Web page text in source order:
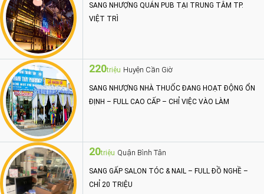
SANG NHƯỢNG QUÁN PUB TẠI TRUNG TÂM TP.
VIỆT TRÌ
220triệu Huyện Cần Giờ
SANG NHƯỢNG NHÀ THUỐC ĐANG HOẠT ĐỘNG ỔN
ĐỊNH – FULL CAO CẤP – CHỈ VIỆC VÀO LÀM
20triệu Quận Bình Tân
SANG GẤP SALON TÓC & NAIL – FULL ĐỒ NGHỀ –
CHỈ 20 TRIỆU